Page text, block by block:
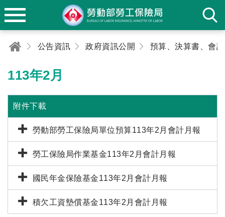
公告資訊 政府資訊公開
113年2月
附件下載
勞動部勞工保險局單位預算113年2月會計月報
勞工保險局作業基金113年2月會計月報
國民年金保險基金113年2月會計月報
積欠工資墊償基金113年2月會計月報